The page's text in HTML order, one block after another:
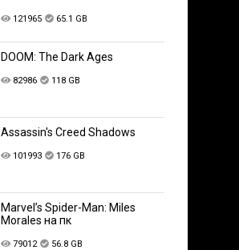
121965 65.1 GB
DOOM: The Dark Ages
82986 118 GB
Assassin's Creed Shadows
101993 176 GB
Marvel’s Spider-Man: Miles
Morales на пк
79012 56.8 GB